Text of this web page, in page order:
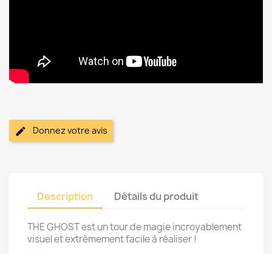
Donnez votre avis
Description Détails du produit
THE GHOST est un tour de magie incroyablement
visuel et extrêmement facile à réaliser !